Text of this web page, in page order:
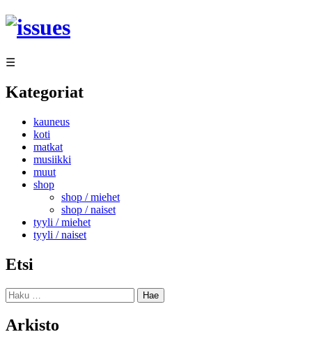
Siirry
sisältöön
☰
Kategoriat
kauneus
koti
matkat
musiikki
muut
shop
shop / miehet
shop / naiset
tyyli / miehet
tyyli / naiset
Etsi
Haku:
Arkisto